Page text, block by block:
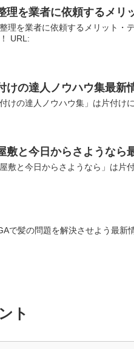
理を業者に依頼するメリ
整理を業者に依頼するメリット
URL:
けの達人ノウハウ集最新
付けの達人ノウハウ集」は片付
敷と今日からさようなら
屋敷と今日からさようなら」は
で髪の問題を解決させよう最新
ト